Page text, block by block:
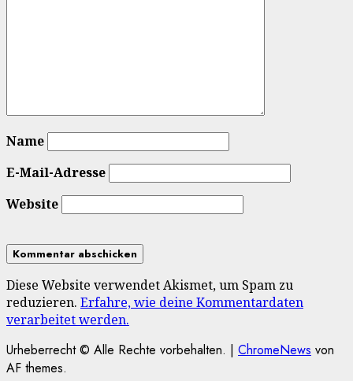
Name
E-Mail-Adresse
Website
Diese Website verwendet Akismet, um Spam zu
reduzieren. Erfahre, wie deine Kommentardaten
verarbeitet werden.
Urheberrecht © Alle Rechte vorbehalten. | ChromeNews von
AF themes.